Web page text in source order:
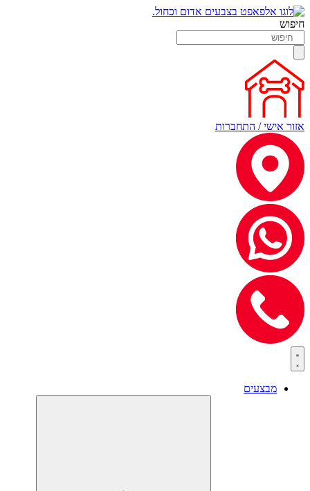
חיפוש
אזור אישי / התחברות
מבצעים